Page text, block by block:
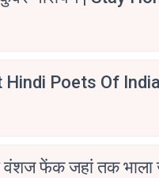
Hindi Poets Of India
वंशज फेंक जहां तक भाला